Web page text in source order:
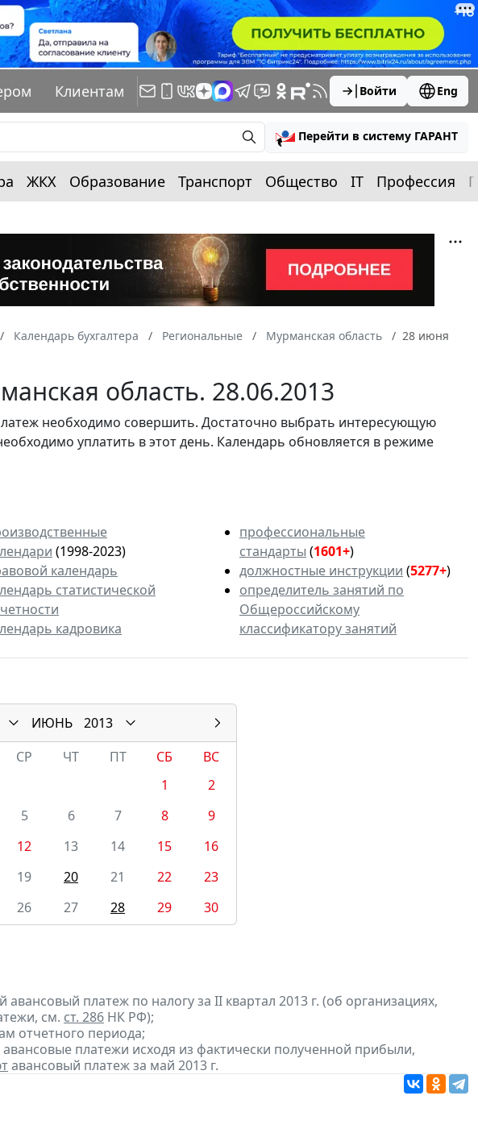
Клиентам Войти Eng
Перейти в систему ГАРАНТ
ЖКХ Образование Транспорт Общество IT Профессия
Календарь бухгалтера Региональные Мурманская область
28 июня
область. 28.06.2013
необходимо совершить. Достаточно выбрать интересующую
уплатить в этот день. Календарь обновляется в режиме
(1998-2023)
календарь
статистической
кадровика
профессиональные
стандарты (1601+)
должностные инструкции (5277+)
определитель занятий по
Общероссийскому
классификатору занятий
ИЮНЬ
2013
СР ЧТ ПТ СБ
ВС
1
2
5 6 7 8
9
12 13 14 15
16
19 20 21 22
23
26 27 28 29 30
платеж по налогу за II квартал 2013 г. (об организациях,
см. ст. 286 НК РФ);
отчетного периода;
платежи исходя из фактически полученной прибыли,
авансовый платеж за май 2013 г.